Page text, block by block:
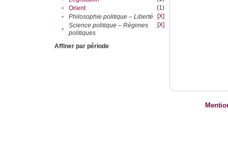
•
Orient
(1)
•
Philosophie politique – Liberté
[X]
•
Science politique – Régimes
politiques
[X]
Affiner par période